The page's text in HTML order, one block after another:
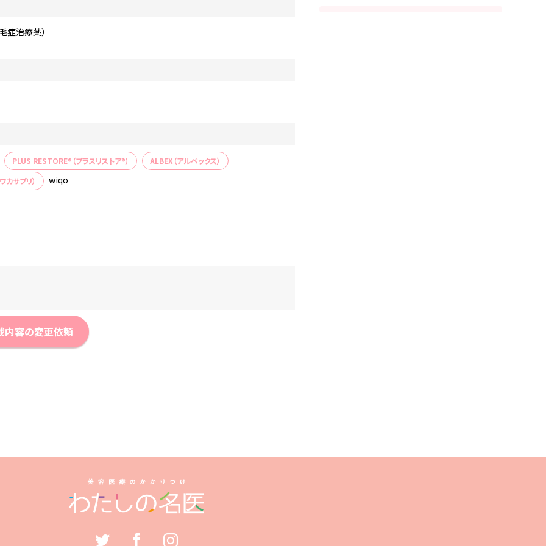
治療薬）
PLUS RESTORE®（プラスリストア®）
ALBEX（アルベックス）
サプリ） wiqo
内容の変更依頼